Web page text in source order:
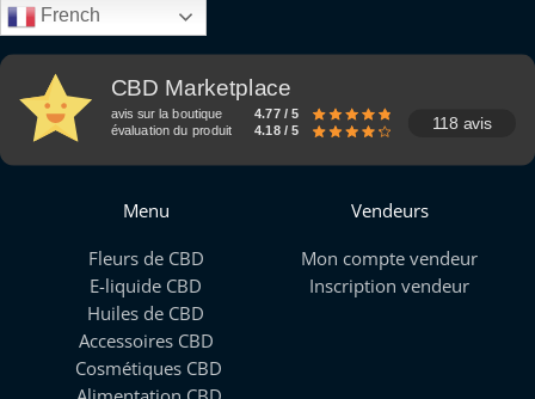
French
CBD Marketplace
avis sur la boutique
4.77 / 5
évaluation du produit
4.18 / 5 118 avis
Menu
Fleurs de CBD
E-liquide CBD
Huiles de CBD
Accessoires CBD
Cosmétiques CBD
Vendeurs
Mon compte vendeur
Inscription vendeur